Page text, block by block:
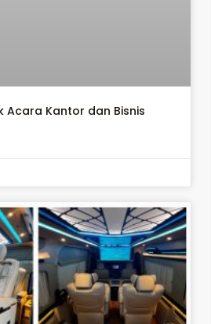
Acara Kantor dan Bisnis